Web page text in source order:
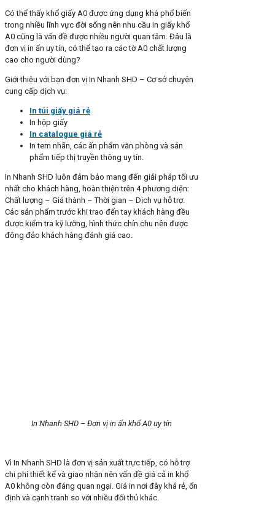
Có thể thấy khổ giấy A0 được ứng dụng khá phổ biến
trong nhiều lĩnh vực đời sống nên nhu cầu in giấy khổ
A0 cũng là vấn đề được nhiều người quan tâm. Đâu là
đơn vị in ấn uy tín, có thể tạo ra các tờ A0 chất lượng
cao cho người dùng?
Giới thiệu với bạn đơn vị In Nhanh SHD – Cơ sở chuyên
cung cấp dịch vụ:
In túi giấy giá rẻ
In hộp giấy
In catalogue giá rẻ
In tem nhãn, các ấn phẩm văn phòng và sản
phẩm tiếp thị truyền thông uy tín.
In Nhanh SHD luôn đảm bảo mang đến giải pháp tối ưu
nhất cho khách hàng, hoàn thiện trên 4 phương diện:
Chất lượng – Giá thành – Thời gian – Dịch vụ hỗ trợ.
Các sản phẩm trước khi trao đến tay khách hàng đều
được kiểm tra kỹ lưỡng, hình thức chỉn chu nên được
đông đảo khách hàng đánh giá cao.
In Nhanh SHD – Đơn vị in ấn khổ A0 uy tín
Vì In Nhanh SHD là đơn vị sản xuất trực tiếp, có hỗ trợ
chi phí thiết kế và giao nhận nên vấn đề giá cả in khổ
A0 không còn đáng quan ngại. Giá in nơi đây khá rẻ, ổn
định và cạnh tranh so với nhiều đối thủ khác.